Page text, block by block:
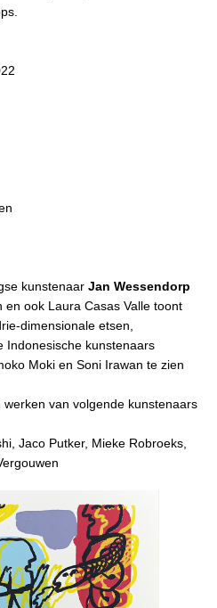
kunstenaar Jan Wessendorp
ook Laura Casas Valle toont
dimensionale etsen,
Indonesische kunstenaars
Moki en Soni Irawan te zien
van volgende kunstenaars
Jaco Putker, Mieke Robroeks,